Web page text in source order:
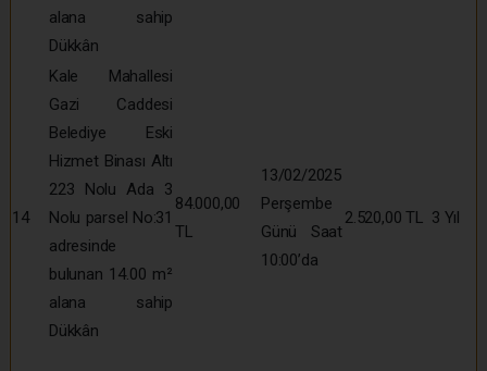
alana sahip
Dükkân
14
Kale Mahallesi
Gazi Caddesi
Belediye Eski
Hizmet Binası Altı
223 Nolu Ada 3
Nolu parsel No:31
adresinde
bulunan 14.00 m²
alana sahip
Dükkân
84.000,00
TL
13/02/2025
Perşembe
Günü Saat
10:00’da
2.520,00 TL 3 Yıl